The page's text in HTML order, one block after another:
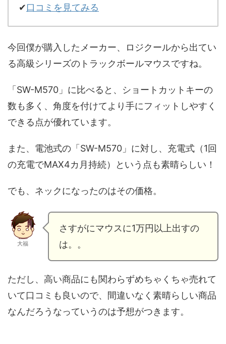
✔口コミを見てみる
今回僕が購入したメーカー、ロジクールから出てい
る高級シリーズのトラックボールマウスですね。
「SW-M570」に比べると、ショートカットキーの
数も多く、角度を付けてより手にフィットしやすく
できる点が優れています。
また、電池式の「SW-M570」に対し、充電式（1回
の充電でMAX4カ月持続）という点も素晴らしい！
でも、ネックになったのはその価格。
大福
さすがにマウスに1万円以上出すの
は。。
ただし、高い商品にも関わらずめちゃくちゃ売れて
いて口コミも良いので、間違いなく素晴らしい商品
なんだろうなっていうのは予想がつきます。